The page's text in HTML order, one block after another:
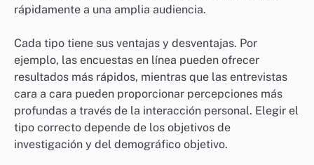
rápidamente a una amplia audiencia.
Cada tipo tiene sus ventajas y desventajas. Por
ejemplo, las encuestas en línea pueden ofrecer
resultados más rápidos, mientras que las entrevistas
cara a cara pueden proporcionar percepciones más
profundas a través de la interacción personal. Elegir el
tipo correcto depende de los objetivos de
investigación y del demográfico objetivo.